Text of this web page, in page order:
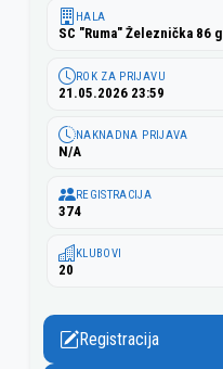
HALA
SC "Ruma" Železnička 86 g
ROK ZA PRIJAVU
21.05.2026 23:59
NAKNADNA PRIJAVA
N/A
REGISTRACIJA
374
KLUBOVI
20
Registracija